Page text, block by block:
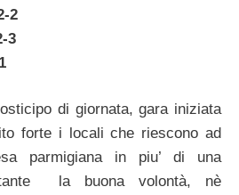
2
3
di giornata, gara iniziata
forte i locali che riescono ad
parmigiana in piu’ di una
la buona volontà, nè